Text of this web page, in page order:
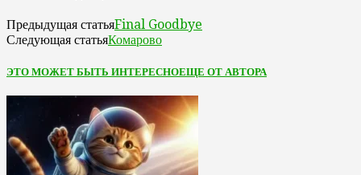
Предыдущая статьяFinal Goodbye
Следующая статьяКомарово
ЭТО МОЖЕТ БЫТЬ ИНТЕРЕСНОЕЩЕ ОТ АВТОРА